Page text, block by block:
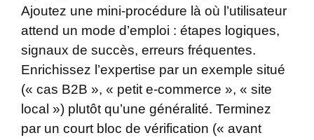
Ajoutez une mini-procédure là où l’utilisateur
attend un mode d’emploi : étapes logiques,
signaux de succès, erreurs fréquentes.
Enrichissez l’expertise par un exemple situé
(« cas B2B », « petit e-commerce », « site
local ») plutôt qu’une généralité. Terminez
par un court bloc de vérification (« avant